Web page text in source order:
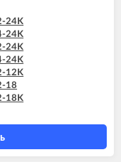
24K
24K
24K
24K
12K
18
18K
24
24K
28
28K